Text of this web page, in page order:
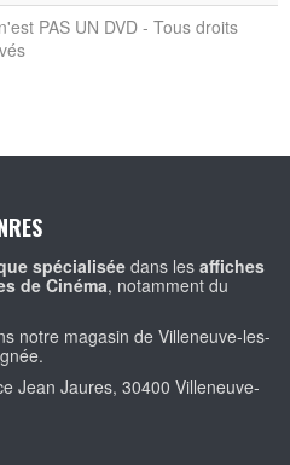
PAS UN DVD - Tous droits
spécialisée dans les affiches
de Cinéma, notamment du
notre magasin de Villeneuve-les-
Jean Jaures, 30400 Villeneuve-